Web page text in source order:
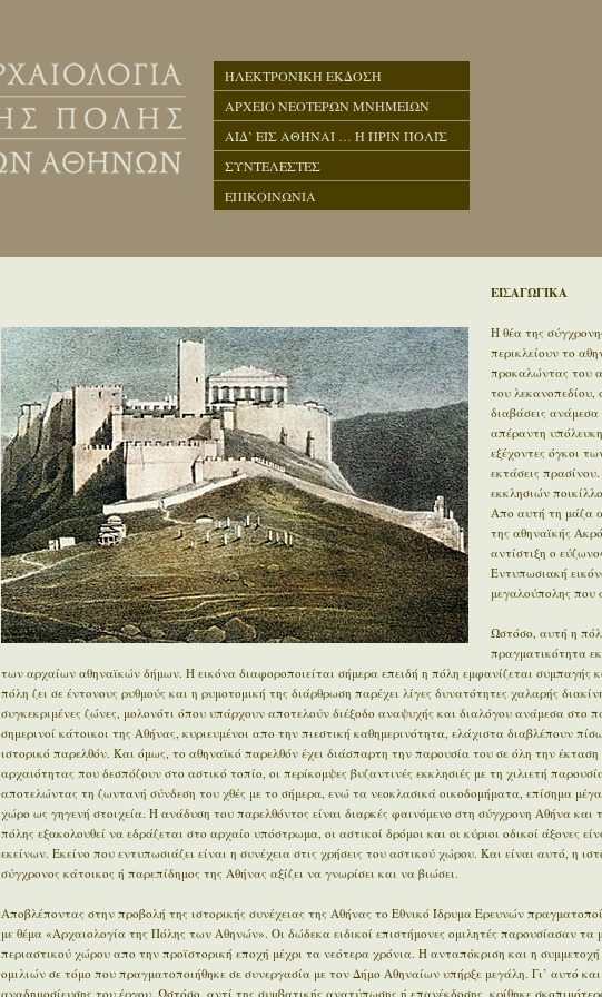
ΗΛΕΚΤΡΟΝΙΚΗ ΕΚΔΟΣΗ
ΑΡΧΕΙΟ ΝΕΟΤΕΡΩΝ ΜΝΗΜΕΙΩΝ
ΑΙΔ’ ΕΙΣ ΑΘΗΝΑΙ … Η ΠΡΙΝ ΠΟΛΙΣ
ΣΥΝΤΕΛΕΣΤΕΣ
ΕΠΙΚΟΙΝΩΝΙΑ
ΕΙΣΑΓΩΓΙΚΑ
Η θέα της
περικλείουν το
προκαλώντας του
του λεκανοπεδίου,
διαβάσεις
απέραντη
εξέχοντες όγκοι
εκτάσεις
εκκλησιών
Απο αυτή τη μάζα
της αθηναϊκής
αντίστιξη ο
Εντυπωσιακή
μεγαλούπολης
Ωστόσο, αυτή η
πραγματικότητα
των αρχαίων αθηναϊκών δήμων. Η εικόνα διαφοροποιείται σήμερα επειδή η πόλη εμφανίζεται συμπαγής
πόλη ζει σε έντονους ρυθμούς και η ρυμοτομική της διάρθρωση παρέχει λίγες δυνατότητες χαλαρής
συγκεκριμένες ζώνες, μολονότι όπου υπάρχουν αποτελούν διέξοδο αναψυχής και διαλόγου ανάμεσα στο
σημερινοί κάτοικοι της Αθήνας, κυριευμένοι απο την πιεστική καθημερινότητα, ελάχιστα διαβλέπουν
ιστορικό παρελθόν. Και όμως, το αθηναϊκό παρελθόν έχει διάσπαρτη την παρουσία του σε όλη την
αρχαιότητας που δεσπόζουν στο αστικό τοπίο, οι περίκομψες βυζαντινές εκκλησιές με τη χιλιετή
αποτελώντας τη ζωντανή σύνδεση του χθές με το σήμερα, ενώ τα νεοκλασικά οικοδομήματα, επίσημα
χώρο ως γηγενή στοιχεία. Η ανάδυση του παρελθόντος είναι διαρκές φαινόμενο στη σύγχρονη Αθήνα και
πόλης εξακολουθεί να εδράζεται στο αρχαίο υπόστρωμα, οι αστικοί δρόμοι και οι κύριοι οδικοί άξονες
εκείνων. Εκείνο που εντυπωσιάζει είναι η συνέχεια στις χρήσεις του αστικού χώρου. Και είναι αυτό, η
σύγχρονος κάτοικος ή παρεπίδημος της Αθήνας αξίζει να γνωρίσει και να βιώσει.
Αποβλέποντας στην προβολή της ιστορικής συνέχειας της Αθήνας το Εθνικό Ίδρυμα Ερευνών
με θέμα «Αρχαιολογία της Πόλης των Αθηνών». Οι δώδεκα ειδικοί επιστήμονες ομιλητές παρουσίασαν τα
περιαστικού χώρου απο την προϊστορική εποχή μέχρι τα νεότερα χρόνια. Η ανταπόκριση και η
ομιλιών σε τόμο που πραγματοποιήθηκε σε συνεργασία με τον Δήμο Αθηναίων υπήρξε μεγάλη. Γι’ αυτό
αναδημοσίευσης του έργου. Ωστόσο, αντί της συμβατικής ανατύπωσης ή επανέκδοσης, κρίθηκε